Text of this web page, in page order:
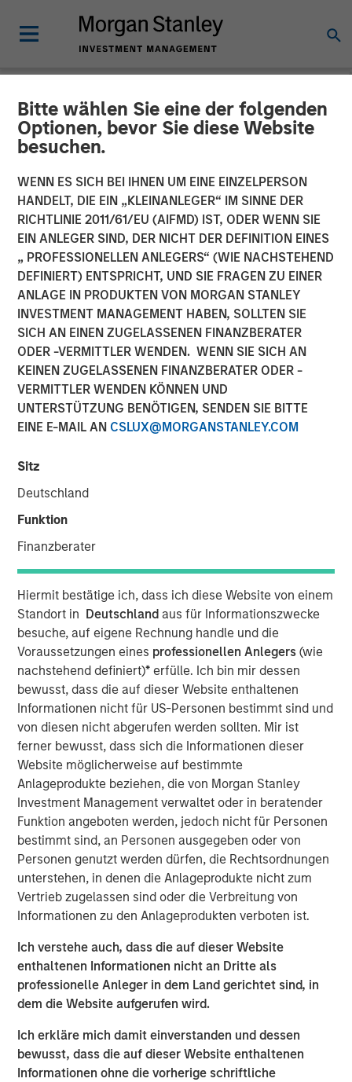
Bitte wählen Sie eine der folgenden
Optionen, bevor Sie diese Website
besuchen.
WENN ES SICH BEI IHNEN UM EINE EINZELPERSON
HANDELT, DIE EIN „KLEINANLEGER“ IM SINNE DER
RICHTLINIE 2011/61/EU (AIFMD) IST, ODER WENN SIE
EIN ANLEGER SIND, DER NICHT DER DEFINITION EINES
„ PROFESSIONELLEN ANLEGERS“ (WIE NACHSTEHEND
DEFINIERT) ENTSPRICHT, UND SIE FRAGEN ZU EINER
ANLAGE IN PRODUKTEN VON MORGAN STANLEY
INVESTMENT MANAGEMENT HABEN, SOLLTEN SIE
SICH AN EINEN ZUGELASSENEN FINANZBERATER
ODER -VERMITTLER WENDEN. WENN SIE SICH AN
KEINEN ZUGELASSENEN FINANZBERATER ODER -
VERMITTLER WENDEN KÖNNEN UND
UNTERSTÜTZUNG BENÖTIGEN, SENDEN SIE BITTE
EINE E-MAIL AN CSLUX@MORGANSTANLEY.COM
Sitz
Deutschland
Funktion
Finanzberater
Hiermit bestätige ich, dass ich diese Website von einem
Standort in Deutschland aus für Informationszwecke
besuche, auf eigene Rechnung handle und die
Voraussetzungen eines professionellen Anlegers(wie
nachstehend definiert)* erfülle. Ich bin mir dessen
bewusst, dass die auf dieser Website enthaltenen
Informationen nicht für US-Personen bestimmt sind und
von diesen nicht abgerufen werden sollten. Mir ist
ferner bewusst, dass sich die Informationen dieser
Website möglicherweise auf bestimmte
Anlageprodukte beziehen, die von Morgan Stanley
Investment Management verwaltet oder in beratender
Funktion angeboten werden, jedoch nicht für Personen
bestimmt sind, an Personen ausgegeben oder von
Personen genutzt werden dürfen, die Rechtsordnungen
unterstehen, in denen die Anlageprodukte nicht zum
Vertrieb zugelassen sind oder die Verbreitung von
Informationen zu den Anlageprodukten verboten ist.
Ich verstehe auch, dass die auf dieser Website
enthaltenen Informationen nicht an Dritte als
professionelle Anleger in dem Land gerichtet sind, in
dem die Website aufgerufen wird.
Ich erkläre mich damit einverstanden und dessen
bewusst, dass die auf dieser Website enthaltenen
Informationen ohne die vorherige schriftliche
INSIGHTS
Aaron Sack on
InsuranceAUM Podcast
06 AUGUST 2024
Aaron Sack
Managing Director
36:45
00:00
In this podcast, Aaron Sack discusses how to build a
successful middle-market buyout strategy and the role of
what he sees as MSCP's differentiated sourcing edge and
shares his views on how to build a successful, talented
About InsuranceAUM.com Podcasts:
Hosted by Managing Partner, Stewart Foley, CFA,
InsuranceAUM.com's podcasts feature insightful
conversations with CIOs, asset managers, and other
distinguished professionals in the insurance asset
management industry. Each episode delves into the latest
trends, challenges, and opportunities, providing listeners
with valuable perspectives and practical advice.
InsuranceAUM.com's podcasts are available in the
website's Podcast Center and through popular distribution
channels like Podbean, Apple Podcasts, Spotify, and
Pandora.
Morgan Stanley Capital Partners
Morgan Stanley Capital Partners manages a middle-
market private equity platform with a strong focus on
value creation. The team has invested capital in a broad
spectrum of industries for over two decades.
Ähnliche Einblicke
Head of Morgan Stanley Capital Partners:
Aaron Sack, on Private Capital Call Podcast